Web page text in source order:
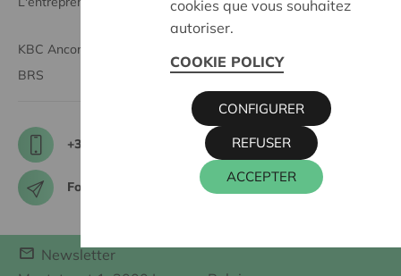
KBC Ancora
BRS
+32 0800 62 340
Formulaire de contact
Newsletter
cookies que vous souhaitez
autoriser.
COOKIE POLICY
ACCEPTER
REFUSER
CONFIGURER